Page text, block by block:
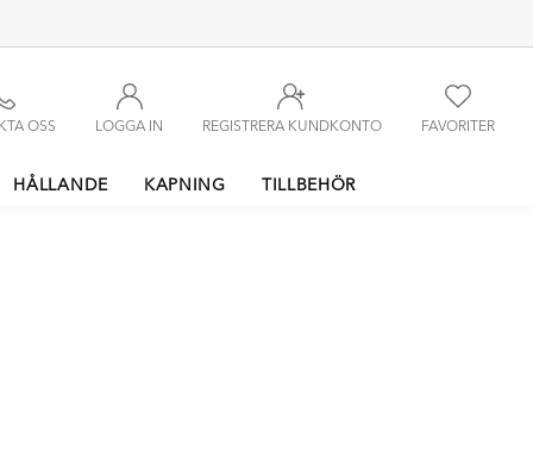
FAVORITER
REGISTRERA KUNDKONTO
LOGGA IN
OSS
HÅLLANDE KAPNING TILLBEHÖR